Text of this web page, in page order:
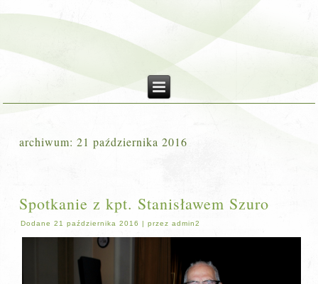
archiwum:21 października 2016
Spotkanie z kpt. Stanisławem Szuro
Dodane 21 października 2016 |przez admin2